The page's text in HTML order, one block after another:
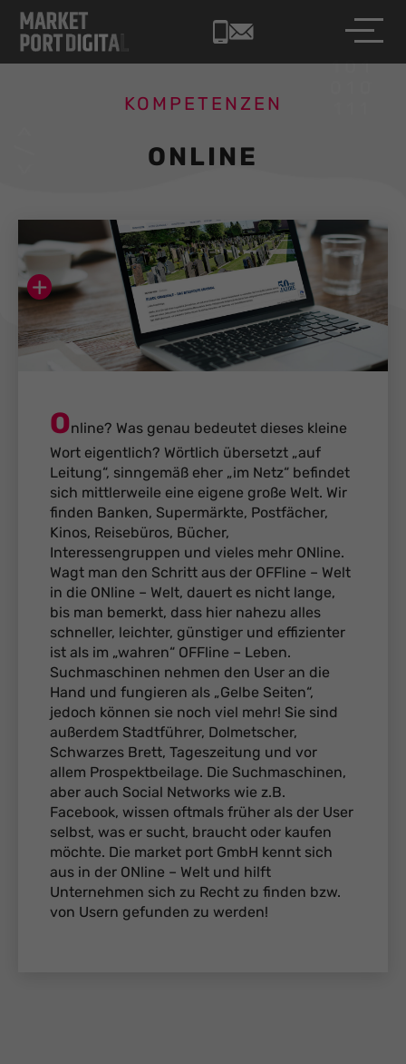
KOMPETENZEN
ONLINE
+
Online? Was genau bedeutet dieses kleine
Wort eigentlich? Wörtlich übersetzt „auf
Leitung“, sinngemäß eher „im Netz“ befindet
sich mittlerweile eine eigene große Welt. Wir
finden Banken, Supermärkte, Postfächer,
Kinos, Reisebüros, Bücher,
Interessengruppen und vieles mehr ONline.
Wagt man den Schritt aus der OFFline – Welt
in die ONline – Welt, dauert es nicht lange,
bis man bemerkt, dass hier nahezu alles
schneller, leichter, günstiger und effizienter
ist als im „wahren“ OFFline – Leben.
Suchmaschinen nehmen den User an die
Hand und fungieren als „Gelbe Seiten“,
jedoch können sie noch viel mehr! Sie sind
außerdem Stadtführer, Dolmetscher,
Schwarzes Brett, Tageszeitung und vor
allem Prospektbeilage. Die Suchmaschinen,
aber auch Social Networks wie z.B.
Facebook, wissen oftmals früher als der User
selbst, was er sucht, braucht oder kaufen
möchte. Die market port GmbH kennt sich
aus in der ONline – Welt und hilft
Unternehmen sich zu Recht zu finden bzw.
von Usern gefunden zu werden!